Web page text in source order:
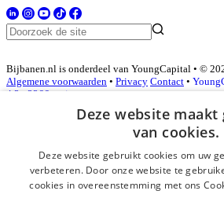
Bijbanen.nl is onderdeel van YoungCapital • ©
Algemene voorwaarden • Privacy Contact •
4.3 - 3366 reviews
Inloggen als bedrijf
*
Deze website maakt
van cookies.
Deze website gebruikt cookies om uw
verbeteren. Door onze website te
cookies in overeenstemming met ons